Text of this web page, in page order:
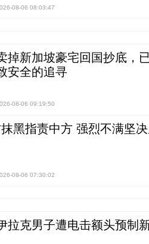
08-06 08:03:47
掉新加坡豪宅回国抄底，
安全的追寻
08-06 09:19:50
黑指责中方 强烈不满坚
08-06 07:30:02
拉克男子遭电击额头预制